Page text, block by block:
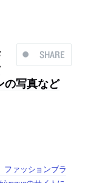
SHARE
の写真など
ファッションブラ